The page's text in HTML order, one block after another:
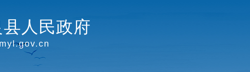
人民政府